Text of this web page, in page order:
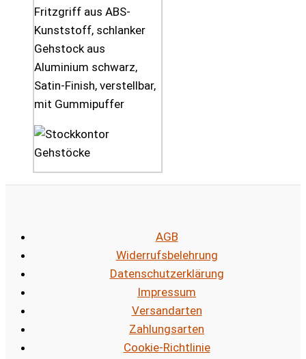
Fritzgriff aus ABS-
Kunststoff, schlanker
Gehstock aus
Aluminium schwarz,
Satin-Finish, verstellbar,
mit Gummipuffer
AGB
Widerrufsbelehrung
Datenschutzerklärung
Impressum
Versandarten
Zahlungsarten
Cookie-Richtlinie